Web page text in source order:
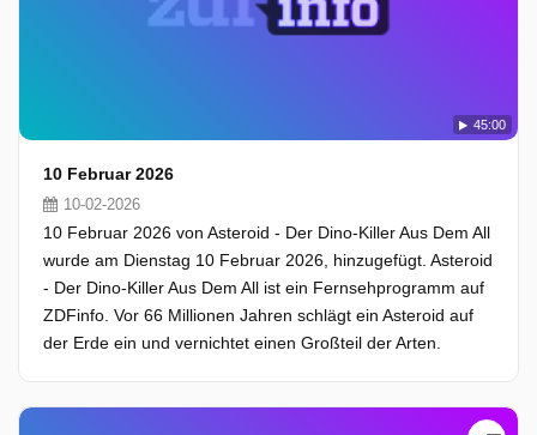
45:00
10 Februar 2026
10-02-2026
10 Februar 2026 von Asteroid - Der Dino-Killer Aus Dem All
wurde am Dienstag 10 Februar 2026, hinzugefügt. Asteroid
- Der Dino-Killer Aus Dem All ist ein Fernsehprogramm auf
ZDFinfo. Vor 66 Millionen Jahren schlägt ein Asteroid auf
der Erde ein und vernichtet einen Großteil der Arten.